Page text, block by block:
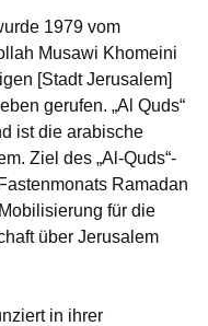
1979 vom
Musawi Khomeini
[Stadt Jerusalem]
gerufen. „Al Quds“
ist die arabische
Ziel des „Al-Quds“-
Ramadan
für die
über Jerusalem
in ihrer